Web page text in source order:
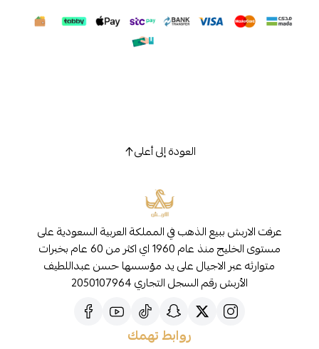
العودة إلى أعلى
عرفت الاربش ببيع الذهب في المملكة العربية السعودية على
مستوى الخليج منذ عام 1960 اي اكثر من 60 عام بخبرات
متوارثه عبر الاجيال على يد مؤسسها حسن عبداللطيف
الأربش رقم السجل التجاري 2050107964
روابط تهمك